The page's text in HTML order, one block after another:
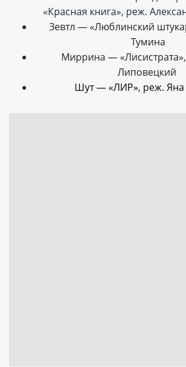
«Красная книга», реж.
Зевтл — «Люблинский
Тумина
Миррина —
Липовецкий
Шут — «ЛИР», реж. Яна